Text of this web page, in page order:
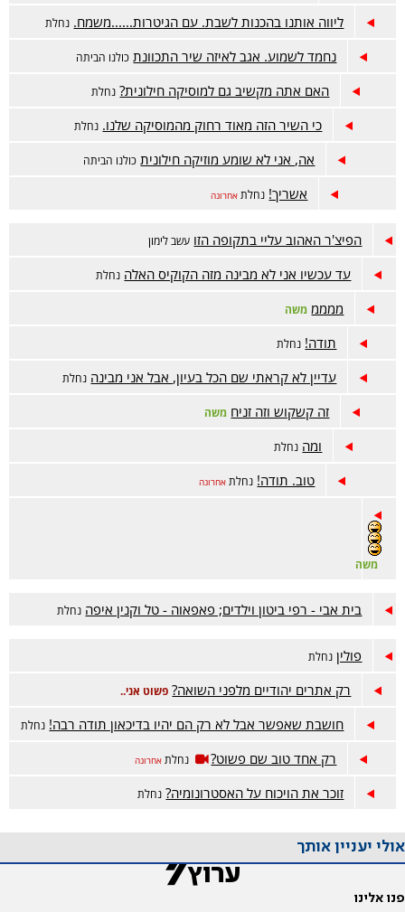
ליווה אותנו בהכנות לשבת. עם הגיטרות......משמח. נחלת
נחמד לשמוע. אגב לאיזה שיר התכוונת כולנו הביתה
האם אתה מקשיב גם למוסיקה חילונית? נחלת
כי השיר הזה מאוד רחוק מהמוסיקה שלנו. נחלת
אה, אני לא שומע מוזיקה חילונית כולנו הביתה
אשריך! נחלת אחרונה
הפיצ'ר האהוב עליי בתקופה הזו עשב לימון
עד עכשיו אני לא מבינה מזה הקוקיס האלה נחלת
ממממ משה
תודה! נחלת
עדיין לא קראתי שם הכל בעיון, אבל אני מבינה נחלת
זה קשקוש וזה זניח משה
ומה נחלת
טוב. תודה! נחלת אחרונה
משה
בית אבי - רפי ביטון וילדים; פאפאוה - טל וקנין איפה נחלת
פולין נחלת
רק אתרים יהודיים מלפני השואה? פשוט אני..
חושבת שאפשר אבל לא רק הם יהיו בדיכאון תודה רבה! נחלת
רק אחד טוב שם פשוט? נחלת אחרונה
זוכר את הויכוח על האסטרונומיה? נחלת
אולי יעניין אותך
פנו אלינו